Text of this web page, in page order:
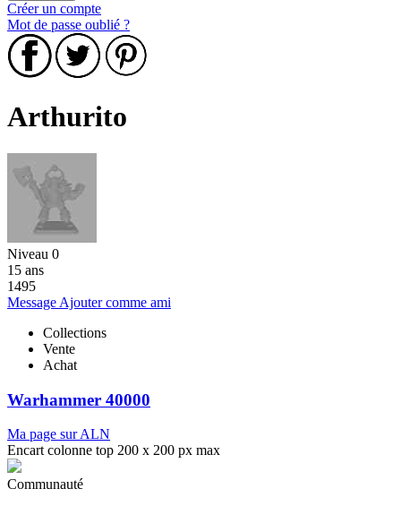
Créer un compte
Mot de passe oublié ?
Arthurito
Niveau 0
15 ans
1495
Message Ajouter comme ami
Collections
Vente
Achat
Warhammer 40000
Ma page sur ALN
Encart colonne top 200 x 200 px max
Communauté